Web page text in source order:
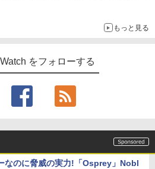
もっと見る
をフォローする
なのに脅威の実力!「Osprey」Nobl